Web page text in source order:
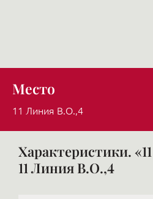
Место
11 Линия В.О.,4
Характеристики.
11 Линия В.О.,4